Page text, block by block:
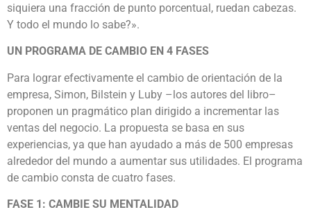
siquiera una fracción de punto porcentual, ruedan cabezas.
Y todo el mundo lo sabe?».
UN PROGRAMA DE CAMBIO EN 4 FASES
Para lograr efectivamente el cambio de orientación de la
empresa, Simon, Bilstein y Luby –los autores del libro–
proponen un pragmático plan dirigido a incrementar las
ventas del negocio. La propuesta se basa en sus
experiencias, ya que han ayudado a más de 500 empresas
alrededor del mundo a aumentar sus utilidades. El programa
de cambio consta de cuatro fases.
FASE 1: CAMBIE SU MENTALIDAD